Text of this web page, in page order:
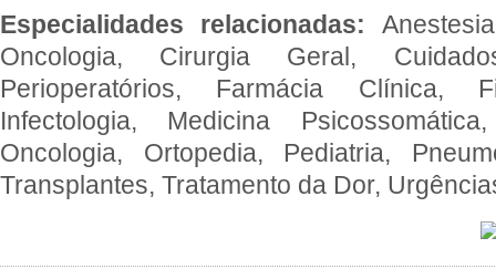
Especialidades relacionadas:
Oncologia, Cirurgia Geral,
Perioperatórios, Farmácia Clínica,
Infectologia, Medicina
Oncologia, Ortopedia, Pediatria,
Transplantes, Tratamento da Dor,